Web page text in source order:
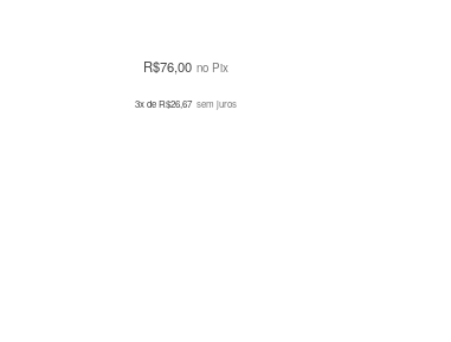
R$76,00 no Pix
3x deR$26,67 sem juros